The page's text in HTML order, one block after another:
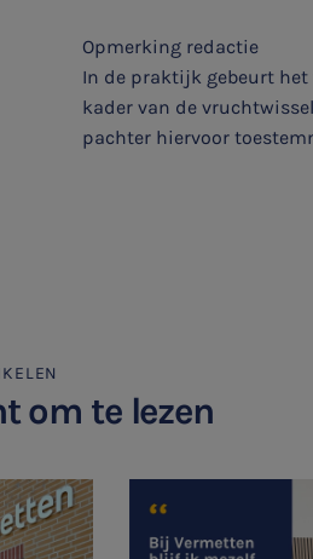
Opmerking redactie
In de praktijk gebeurt
kader van de
pachter hiervoor
om te lezen